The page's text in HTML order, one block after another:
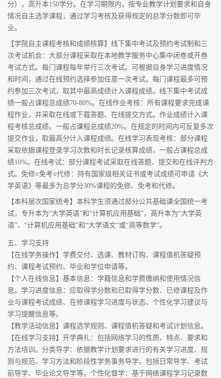
分），高升本150学分。在学习期限内，按专业教学计划要求和自身
情况自主选学课程，通过学习考核及获得规定的总学分数即可毕
业。
【学院自主课程考核和成绩核算】线下集中考试及预约考试制和三
次考试机会：大部分课程采取在本地教学服务中心集中闭卷或开卷
考试方式。每门课程每年举行三次考试。可根据自身学习进度情况
和时间，通过在线预约选择参加任意一次考试。每门课程最多可预
约参加三次考试，取其中最高成绩计入课程成绩。线下集中考试成
绩一般占课程总成绩70-80%。在线作业考核：所有课程要求完成课
程作业，并采取在线或下载答题、在线提交方式。作业成绩计入课
程考核总成绩，一般占课程总成绩20%。在规定的时间内可反复多次
提交作业，取最高分计入课程成绩。在线学习表现考核：部分课程
采取依据课程登录学习次数和时长记录核算成绩，一般占课程总成
绩10%。在线考试：部分课程考试采取在线答题、提交和在线评判方
式。免修○免考○代修：持有国家级相关证书或考试成绩可申请《大
学英语》等最多为总学分30%课程的免修、免考和代修。
【本科层次国家统考】本科学生须通过部分公共基础课全国统一考
试，专升本为“大学英语”和“计算机应用基础”，高升本为“大学英
语”、“计算机应用基础”和“大学语文“或“高等数学”。
五、学习支持
【在线学务操作】学费交付、选课、教材订购、课程值机答疑预
约、课程考试预约、毕业和学位申请等。
【个人在线信息】基本信息：学籍信息和学费缴纳和使用情况信
息。学习进度信息：应取得学分数和已取得学分数、已修课程及作
业与课程考试成绩、在修课程学习进度与状态、个性化学习建议与
学习提醒信息等。
【教学活动信息】课程选学规则、课程值机答疑和考试计划信息。
【在线学习支持】开学典礼：包括网络学习的性质、特点、要求和
方法培训。分类导学：依据教学计划要求进行的有关学习进度、规
则与规范、学习方法和阶段性学务事务导学，包括日常导学、考试
前导学、毕业论文导学等。个性化督学：基于网络课程学习记录数